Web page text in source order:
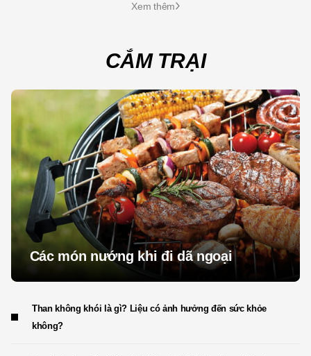
Xem thêm
CẮM TRẠI
Các món nướng khi đi dã ngoại
Than không khói là gì? Liệu có ảnh hưởng đến sức khỏe
không?